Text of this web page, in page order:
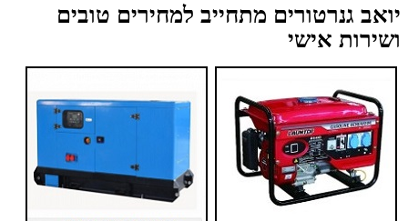
יואב גנרטורים מתחייב למחירים טובים
ושירות אישי